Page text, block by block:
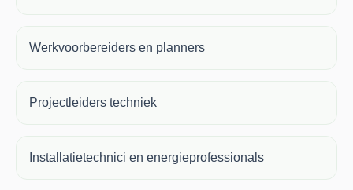
Werkvoorbereiders en planners
Projectleiders techniek
Installatietechnici en energieprofessionals